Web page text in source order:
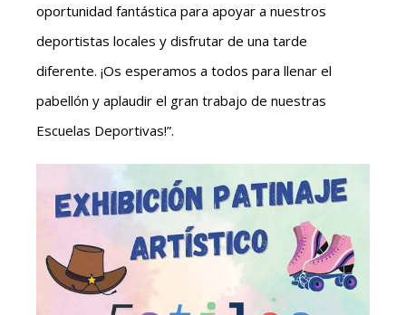
oportunidad fantástica para apoyar a nuestros
deportistas locales y disfrutar de una tarde
diferente. ¡Os esperamos a todos para llenar el
pabellón y aplaudir el gran trabajo de nuestras
Escuelas Deportivas!”.